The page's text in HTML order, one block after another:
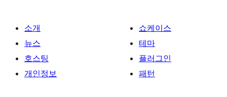
소개
뉴스
호스팅
개인정보
쇼케이스
테마
플러그인
패턴